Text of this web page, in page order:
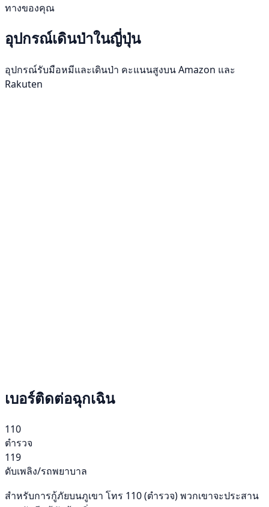
ทางของคุณ
อุปกรณ์เดินป่าในญี่ปุ่น
อุปกรณ์รับมือหมีและเดินป่า คะแนนสูงบน Amazon และ
Rakuten
เบอร์ติดต่อฉุกเฉิน
110
ตำรวจ
119
ดับเพลิง/รถพยาบาล
สำหรับการกู้ภัยบนภูเขา โทร 110 (ตำรวจ) พวกเขาจะประสาน